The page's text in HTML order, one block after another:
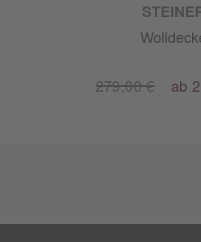
279,00 € ab